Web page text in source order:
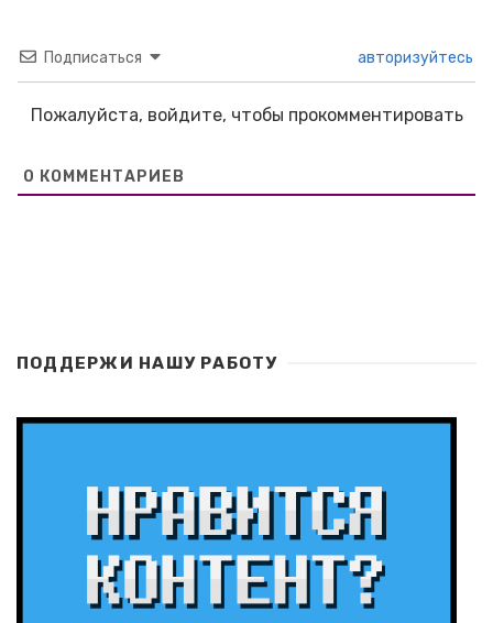
Подписаться авторизуйтесь
Пожалуйста, войдите, чтобы прокомментировать
0 КОММЕНТАРИЕВ
ПОДДЕРЖИ НАШУ РАБОТУ